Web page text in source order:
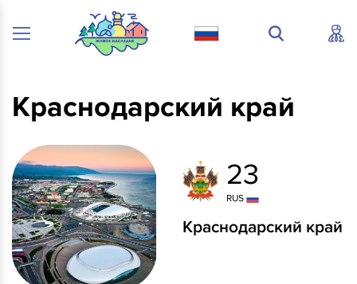
Краснодарский край
23
RUS
Краснодарский край